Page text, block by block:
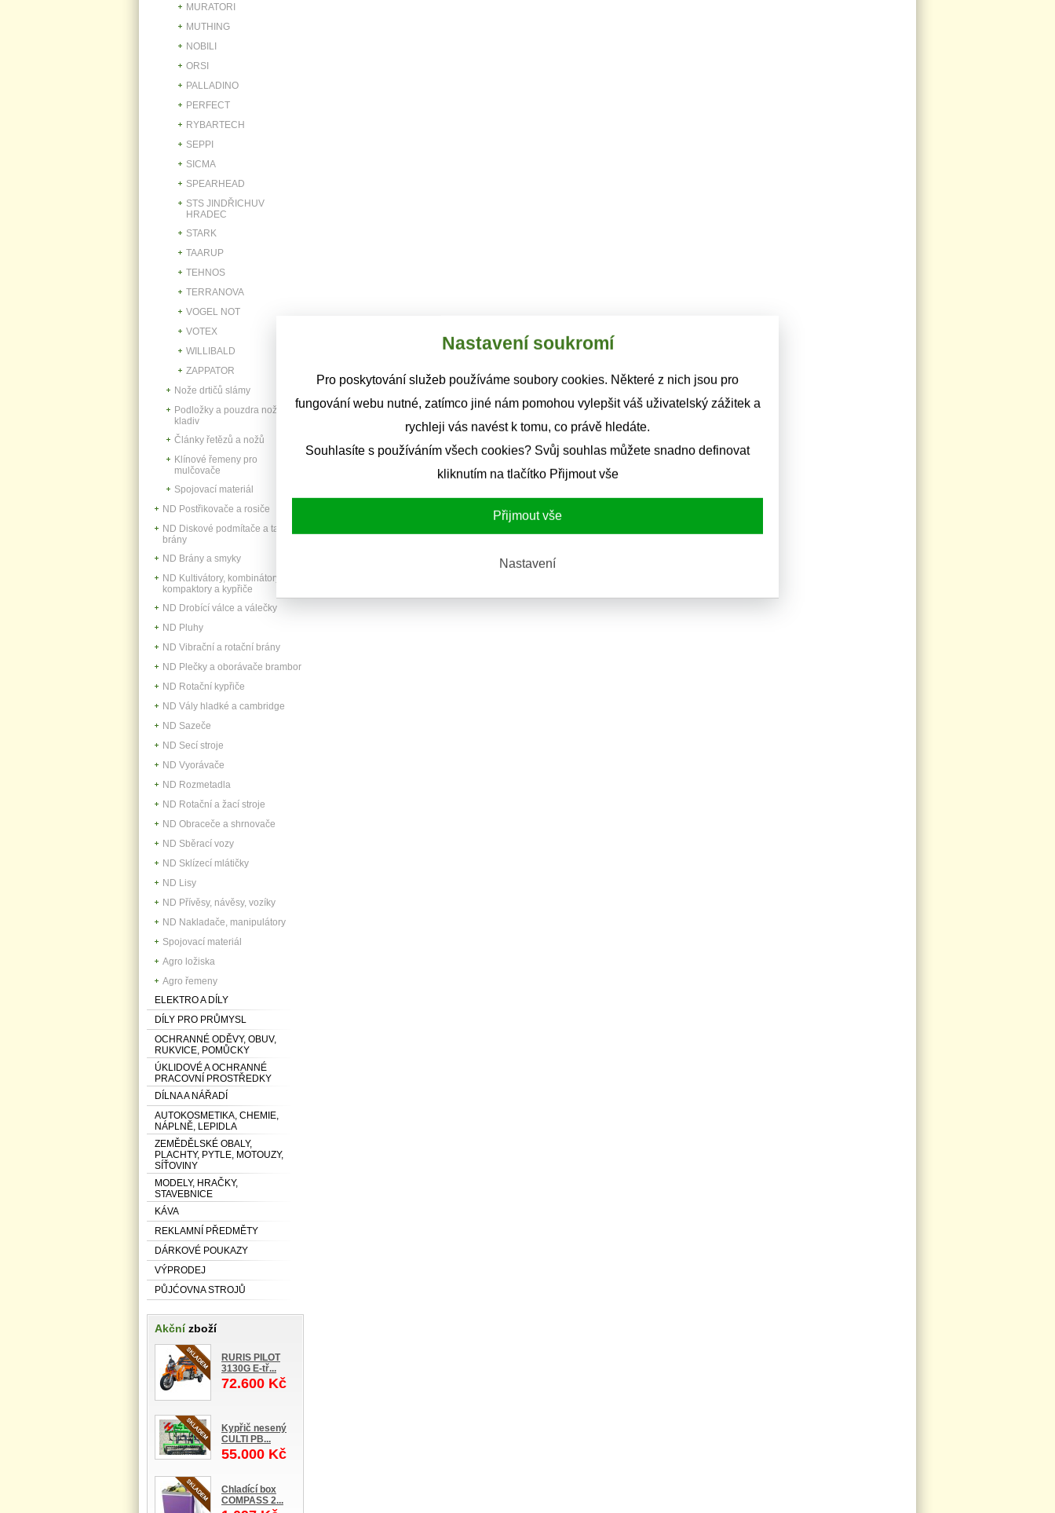
Nastavení soukromí
Pro poskytování služeb používáme soubory cookies. Některé z nich jsou pro
fungování webu nutné, zatímco jiné nám pomohou vylepšit váš uživatelský zážitek a
rychleji vás navést k tomu, co právě hledáte.
Souhlasíte s používáním všech cookies? Svůj souhlas můžete snadno definovat
kliknutím na tlačítko Přijmout vše
Přijmout vše
Nastavení
MURATORI
MUTHING
NOBILI
ORSI
PALLADINO
PERFECT
RYBARTECH
SEPPI
SICMA
SPEARHEAD
STS JINDŘICHUV
HRADEC
STARK
TAARUP
TEHNOS
TERRANOVA
VOGEL NOT
VOTEX
WILLIBALD
ZAPPATOR
Nože drtičů slámy
Podložky a pouzdra nožů,
kladiv
Články řetězů a nožů
Klínové řemeny pro
mulčovače
Spojovací materiál
ND Postřikovače a rosiče
ND Diskové podmítače a talířové
brány
ND Brány a smyky
ND Kultivátory, kombinátory,
kompaktory a kypřiče
ND Drobící válce a válečky
ND Pluhy
ND Vibrační a rotační brány
ND Plečky a oborávače brambor
ND Rotační kypřiče
ND Vály hladké a cambridge
ND Sazeče
ND Secí stroje
ND Vyorávače
ND Rozmetadla
ND Rotační a žací stroje
ND Obraceče a shrnovače
ND Sběrací vozy
ND Sklízecí mlátičky
ND Lisy
ND Přívěsy, návěsy, vozíky
ND Nakladače, manipulátory
Spojovací materiál
Agro ložiska
Agro řemeny
ELEKTRO A DÍLY
DÍLY PRO PRŮMYSL
OCHRANNÉ ODĚVY, OBUV,
RUKVICE, POMŮCKY
ÚKLIDOVÉ A OCHRANNÉ
PRACOVNÍ PROSTŘEDKY
DÍLNA A NÁŘADÍ
AUTOKOSMETIKA, CHEMIE,
NÁPLNĚ, LEPIDLA
ZEMĚDĚLSKÉ OBALY,
PLACHTY, PYTLE, MOTOUZY,
SÍŤOVINY
MODELY, HRAČKY,
STAVEBNICE
KÁVA
REKLAMNÍ PŘEDMĚTY
DÁRKOVÉ POUKAZY
VÝPRODEJ
PŮJĆOVNA STROJŮ
Akčnízboží
RURIS PILOT
3130G E-tř...
72.600 Kč
Kypřič nesený
CULTI PB...
55.000 Kč
Chladící box
COMPASS 2...